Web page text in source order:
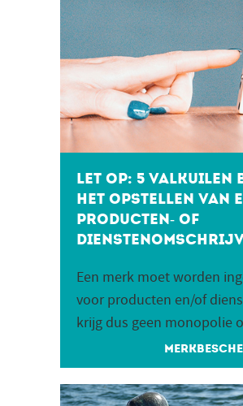
Let op: 5 valkuilen
het opstellen van
producten- of
Een merk moet worden
voor producten en/of
krijg dus geen monopolie
naam, maar een exclusief
om deze naam voor...